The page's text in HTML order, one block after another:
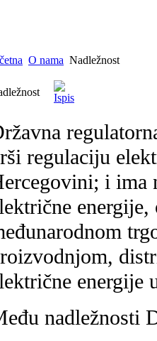
O nama Nadležnost
regulaciju
i ima
energije
nadležnosti